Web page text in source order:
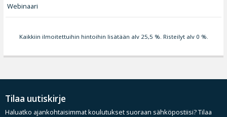
Webinaari
Kaikkiin ilmoitettuihin hintoihin lisätään alv 25,5 %. Risteilyt alv 0 %.
Tilaa uutiskirje
Haluatko ajankohtaisimmat koulutukset suoraan sähköpostiisi? Tilaa